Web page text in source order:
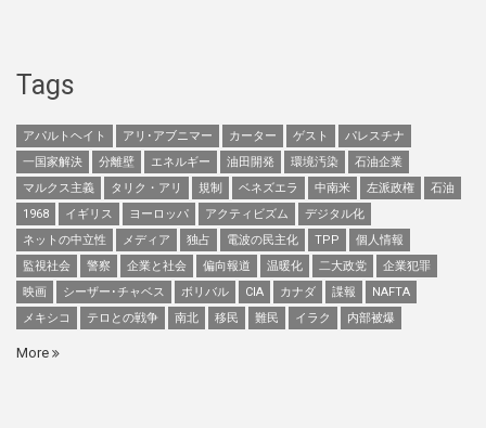
Tags
アパルトヘイト アリ･アブニマー カーター ゲスト
パレスチナ
一国家解決
分離壁 エネルギー 油田開発 環境汚染
石油企業
マルクス主義
タリク・アリ 規制 ベネズエラ 中南米 左派政権
石油
1968
イギリス ヨーロッパ アクティビズム
デジタル化
ネットの中立性
メディア 独占 電波の民主化 TPP
個人情報
監視社会
警察 企業と社会 偏向報道 温暖化 二大政党
企業犯罪
映画
シーザー･チャベス ボリバル CIA カナダ 諜報
NAFTA
メキシコ
テロとの戦争 南北 移民 難民 イラク 内部被爆
More